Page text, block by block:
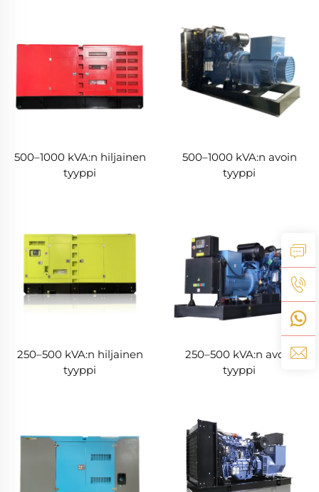
500–1000 kVA:n hiljainen
tyyppi
500–1000 kVA:n avoin
tyyppi
250–500 kVA:n hiljainen
tyyppi
250–500 kVA:n avoin
tyyppi